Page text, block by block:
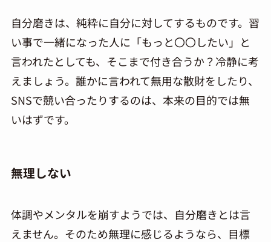
自分磨きは、純粋に自分に対してするものです。習
い事で一緒になった人に「もっと〇〇したい」と
言われたとしても、そこまで付き合うか？冷静に考
えましょう。誰かに言われて無用な散財をしたり、
SNSで競い合ったりするのは、本来の目的では無
いはずです。
無理しない
体調やメンタルを崩すようでは、自分磨きとは言
えません。そのため無理に感じるようなら、目標